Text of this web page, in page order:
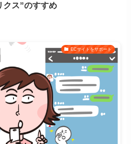
クス”のすすめ
ECサイトをサポート